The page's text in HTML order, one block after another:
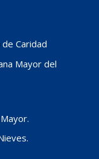
Caridad
Mayor del